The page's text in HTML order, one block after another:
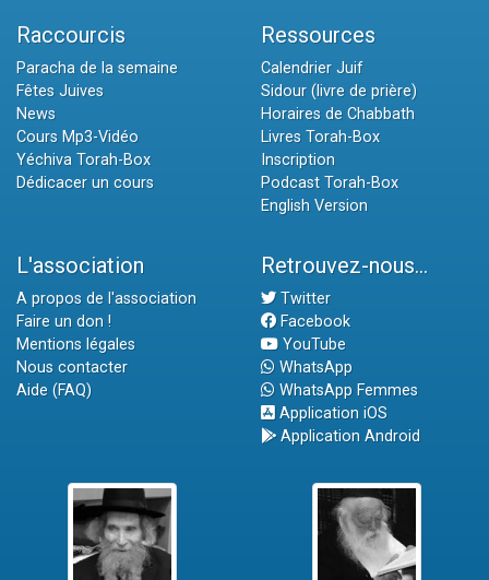
Raccourcis
Paracha de la semaine
Fêtes Juives
News
Cours Mp3-Vidéo
Yéchiva Torah-Box
Dédicacer un cours
Ressources
Calendrier Juif
Sidour (livre de prière)
Horaires de Chabbath
Livres Torah-Box
Inscription
Podcast Torah-Box
English Version
L'association
A propos de l'association
Faire un don !
Mentions légales
Nous contacter
Aide (FAQ)
Retrouvez-nous...
Twitter
Facebook
YouTube
WhatsApp
WhatsApp Femmes
Application iOS
Application Android